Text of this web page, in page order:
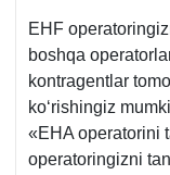
EHF
boshqa
kontragentlar
koʻrishingiz
«EHA operatorini
operatoringizni